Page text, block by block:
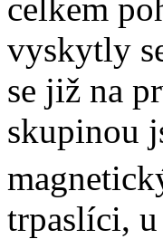
celkem
vyskytly
se již na
skupinou
trpaslíci,